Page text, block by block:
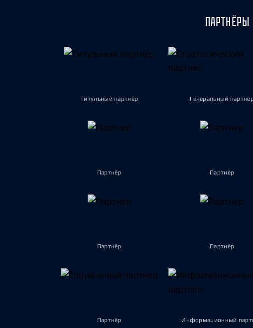
Титульный партнёр Генеральный
Партнёр Партнёр
Партнёр Партнёр
Партнёр Информационный